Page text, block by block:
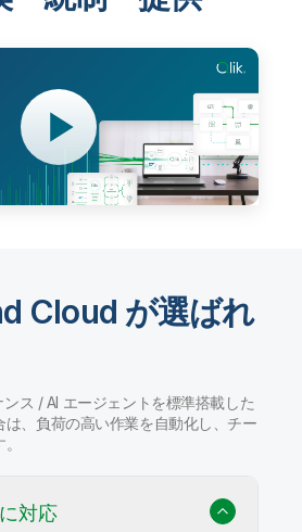
Cloud が選ばれ
ス / AI エージェントを標準搭載した
、負荷の高い作業を自動化し、チー
対応